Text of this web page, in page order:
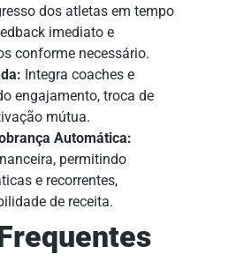
dos atletas em tempo
imediato e
conforme necessário.
Integra coaches e
engajamento, troca de
mútua.
Automática:
permitindo
e recorrentes,
de receita.